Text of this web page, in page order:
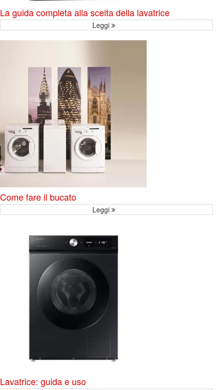
La guida completa alla scelta della lavatrice
Leggi
Come fare il bucato
Leggi
Lavatrice: guida e uso